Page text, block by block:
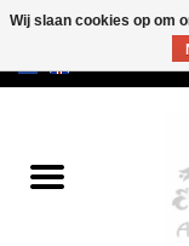
Oud & Zeldzaam
Wij slaan cookies op om